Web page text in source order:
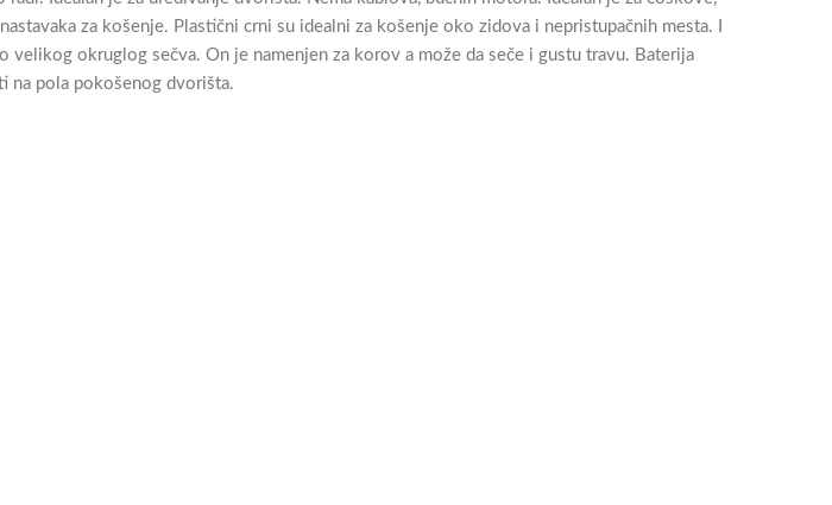
za košenje. Plastični crni su idealni za košenje oko zidova i nepristupačnih mesta. I
okruglog sečva. On je namenjen za korov a može da seče i gustu travu. Baterija
na pola pokošenog dvorišta.